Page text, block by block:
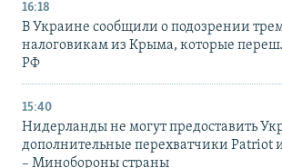
16:18
В Украине сообщили о подозрении
налоговикам из Крыма, которые
РФ
15:40
Нидерланды не могут предоставить
дополнительные перехватчики Patriot
– Минобороны страны